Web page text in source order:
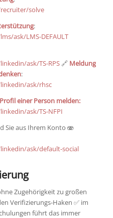
solve
:
ask/LMS-DEFAULT
ask/TS-RPS🔗 Meldung
:
ask/rhsc
einer Person melden:
ask/TS-NFPI
Sie aus Ihrem Konto 🫨
ask/default-social
Zugehörigkeit zu großen
Verifizierungs-Haken ✅ im
führt das immer